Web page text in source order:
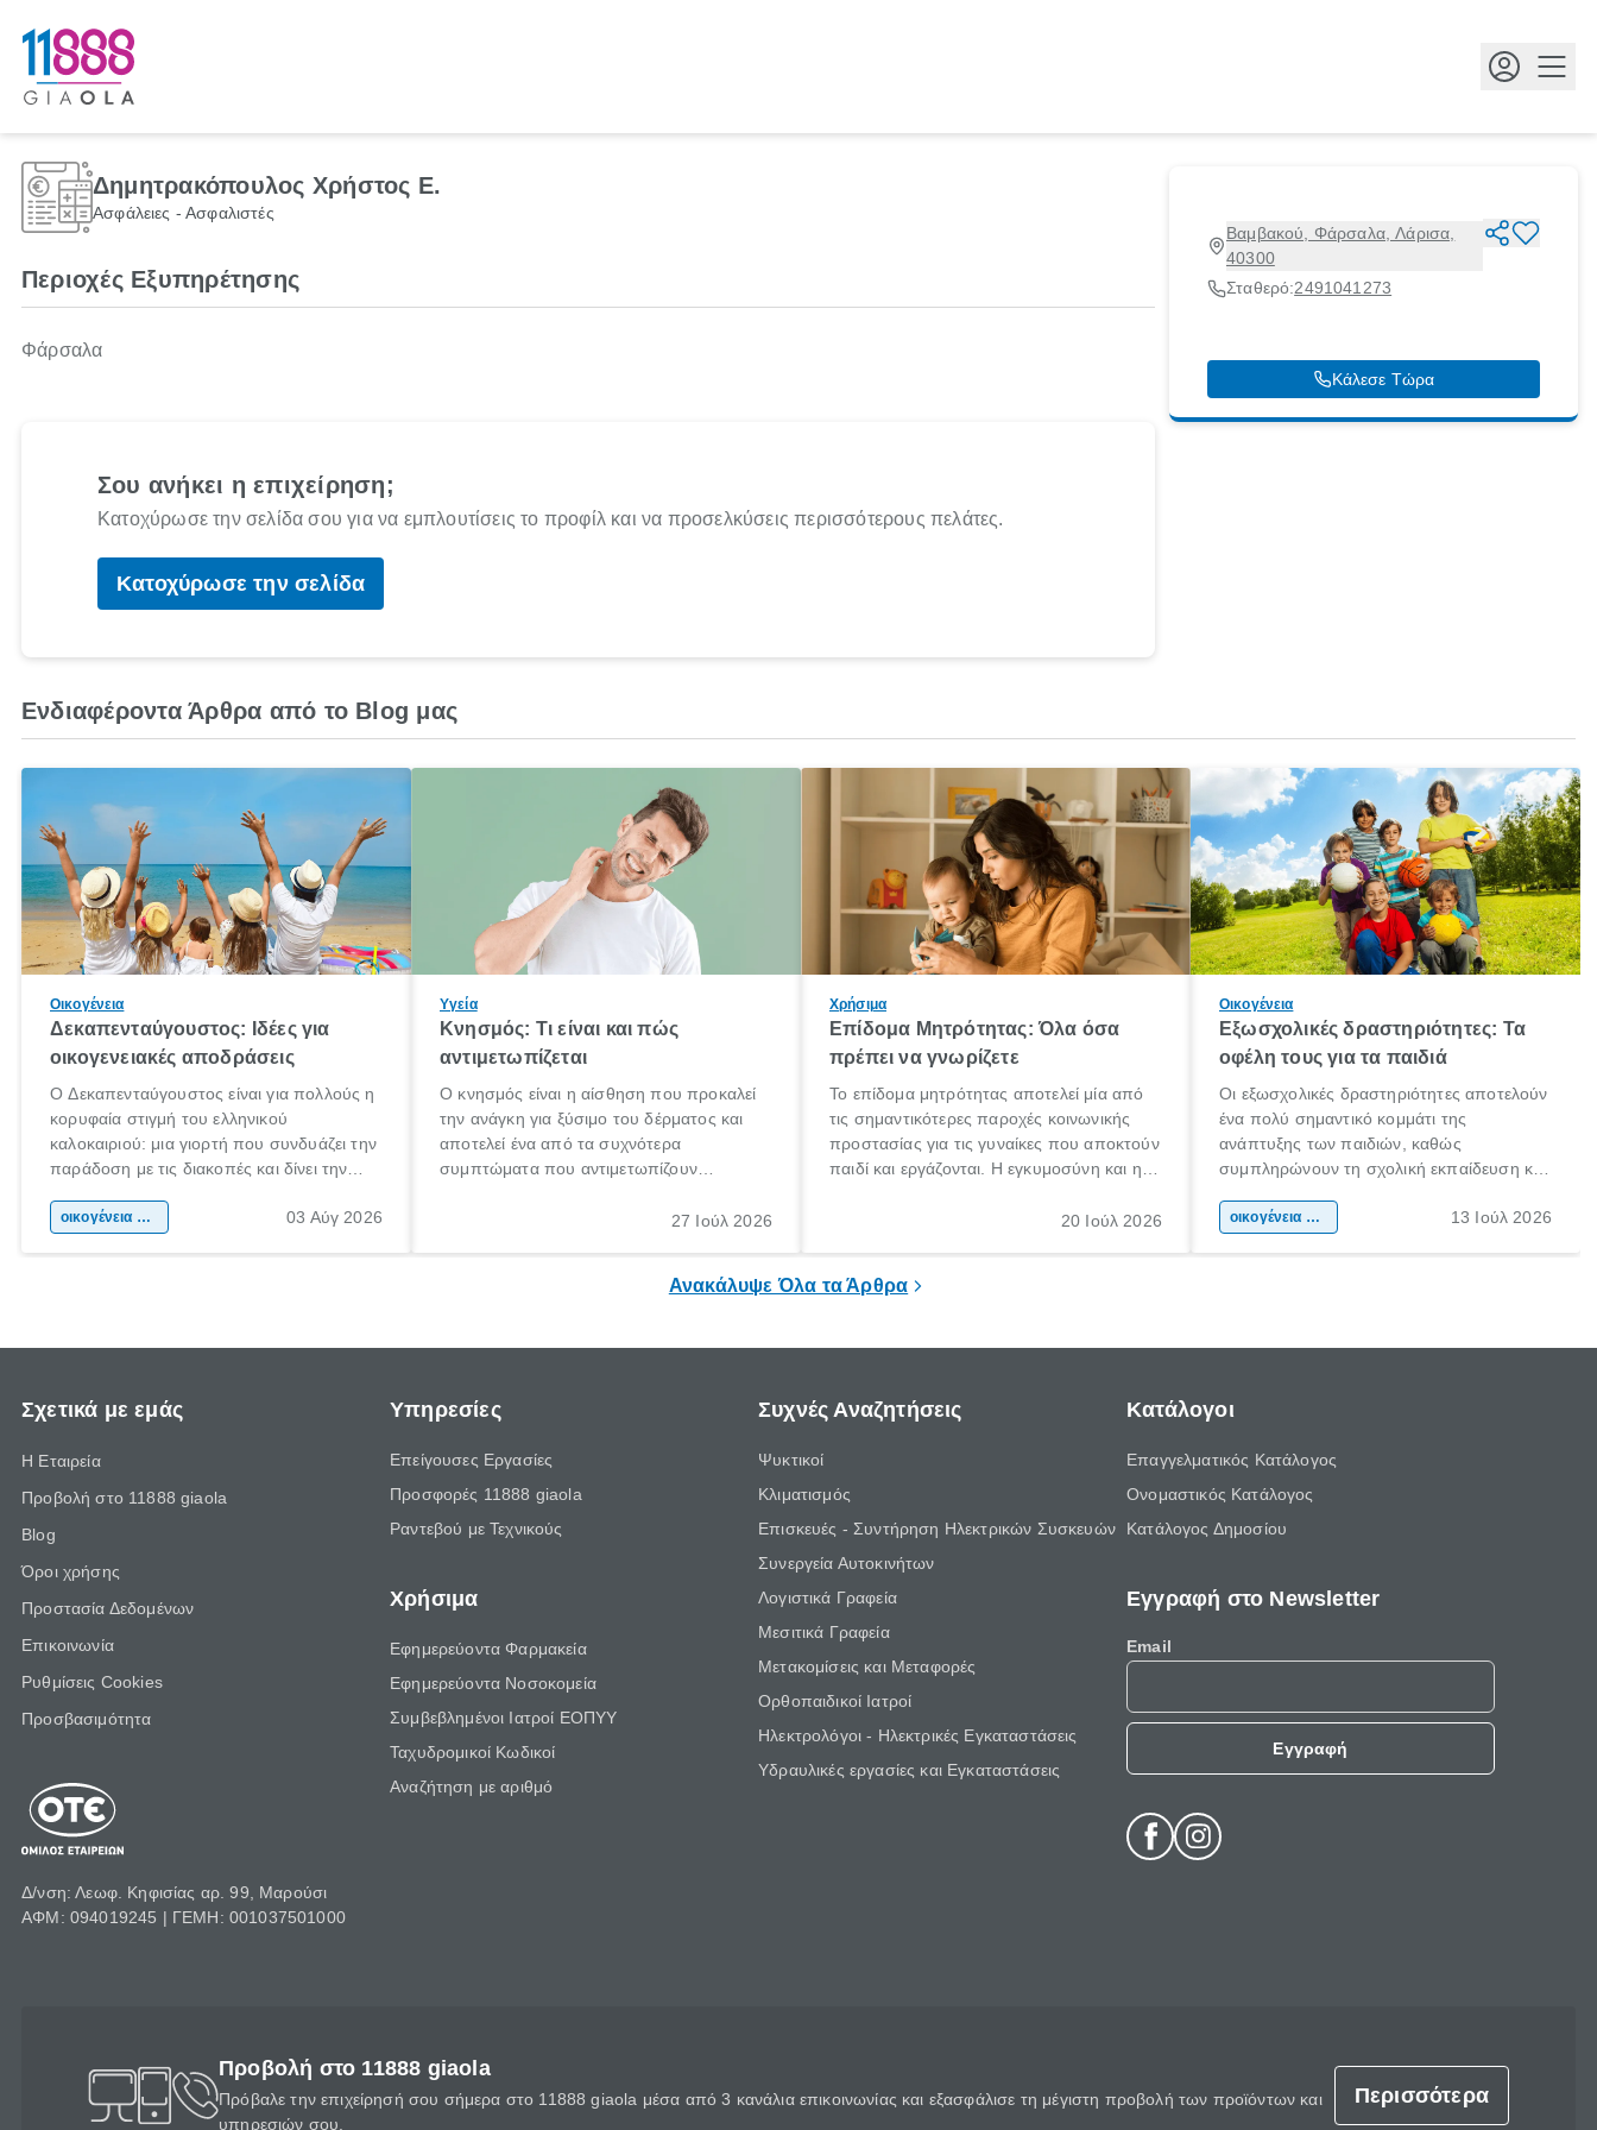
Δημητρακόπουλος Χρήστος Ε.
Ασφάλειες - Ασφαλιστές
Βαμβακού, Φάρσαλα, Λάρισα,
40300
Σταθερό:2491041273
Κάλεσε Τώρα
Περιοχές Εξυπηρέτησης
Φάρσαλα
Σου ανήκει η επιχείρηση;
Κατοχύρωσε την σελίδα σου για να εμπλουτίσεις το προφίλ και να προσελκύσεις περισσότερους πελάτες.
Κατοχύρωσε την σελίδα
Ενδιαφέροντα Άρθρα από το Blog μας
Οικογένεια
Δεκαπενταύγουστος: Ιδέες για
οικογενειακές αποδράσεις
Ο Δεκαπενταύγουστος είναι για πολλούς η
κορυφαία στιγμή του ελληνικού
καλοκαιριού: μια γιορτή που συνδυάζει την
παράδοση με τις διακοπές και δίνει την
χώρας. Είτε πρόκειται για λίγες μέρες
οικογένεια & παιδί 03 Αύγ 2026
Υγεία
Κνησμός: Τι είναι και πώς
αντιμετωπίζεται
Ο κνησμός είναι η αίσθηση που προκαλεί
την ανάγκη για ξύσιμο του δέρματος και
αποτελεί ένα από τα συχνότερα
συμπτώματα που αντιμετωπίζουν
πληροφορίες για το «κνησμός τι είναι»,
27 Ιούλ 2026
Χρήσιμα
Επίδομα Μητρότητας: Όλα όσα
πρέπει να γνωρίζετε
Το επίδομα μητρότητας αποτελεί μία από
τις σημαντικότερες παροχές κοινωνικής
προστασίας για τις γυναίκες που αποκτούν
παιδί και εργάζονται. Η εγκυμοσύνη και η
σημαντική περίοδος στη ζωή κάθε20 Ιούλ 2026
Οικογένεια
Εξωσχολικές δραστηριότητες: Τα
οφέλη τους για τα παιδιά
Οι εξωσχολικές δραστηριότητες αποτελούν
ένα πολύ σημαντικό κομμάτι της
ανάπτυξης των παιδιών, καθώς
συμπληρώνουν τη σχολική εκπαίδευση και
της προσωπικότητας, της κοινωνικότητας
οικογένεια & παιδί 13 Ιούλ 2026
Ανακάλυψε Όλα τα Άρθρα
Σχετικά με εμάς
Η Εταιρεία
Προβολή στο 11888 giaola
Blog
Όροι χρήσης
Προστασία Δεδομένων
Επικοινωνία
Ρυθμίσεις Cookies
Προσβασιμότητα
Δ/νση: Λεωφ. Κηφισίας αρ. 99, Μαρούσι
ΑΦΜ: 094019245 | ΓΕΜΗ: 001037501000
Υπηρεσίες
Επείγουσες Εργασίες
Προσφορές 11888 giaola
Ραντεβού με Τεχνικούς
Χρήσιμα
Εφημερεύοντα Φαρμακεία
Εφημερεύοντα Νοσοκομεία
Συμβεβλημένοι Ιατροί ΕΟΠΥΥ
Ταχυδρομικοί Κωδικοί
Αναζήτηση με αριθμό
Συχνές Αναζητήσεις
Ψυκτικοί
Κλιματισμός
Επισκευές - Συντήρηση Ηλεκτρικών Συσκευών
Συνεργεία Αυτοκινήτων
Λογιστικά Γραφεία
Μεσιτικά Γραφεία
Μετακομίσεις και Μεταφορές
Ορθοπαιδικοί Ιατροί
Ηλεκτρολόγοι - Ηλεκτρικές Εγκαταστάσεις
Υδραυλικές εργασίες και Εγκαταστάσεις
Κατάλογοι
Επαγγελματικός Κατάλογος
Ονομαστικός Κατάλογος
Κατάλογος Δημοσίου
Εγγραφή στο Newsletter
Email
Εγγραφή
Προβολή στο 11888 giaola
Πρόβαλε την επιχείρησή σου σήμερα στο 11888 giaola μέσα από 3 κανάλια επικοινωνίας και εξασφάλισε τη μέγιστη προβολή των προϊόντων και
υπηρεσιών σου.
Περισσότερα